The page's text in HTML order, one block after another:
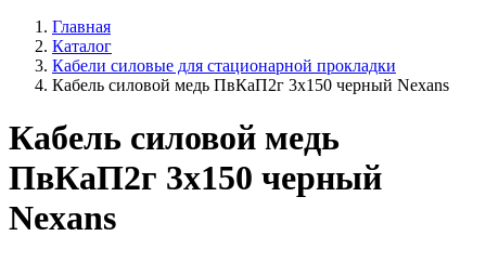
Главная
Каталог
Кабели силовые для стационарной прокладки
Кабель силовой медь ПвКаП2г 3x150 черный Nexans
Кабель силовой медь
ПвКаП2г 3x150 черный
Nexans